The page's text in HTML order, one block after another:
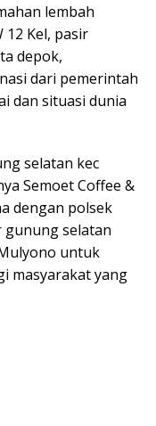
lembah
12 Kel, pasir
depok,
dari pemerintah
dan situasi dunia
selatan kec
Semoet Coffee &
dengan polsek
gunung selatan
untuk
masyarakat yang